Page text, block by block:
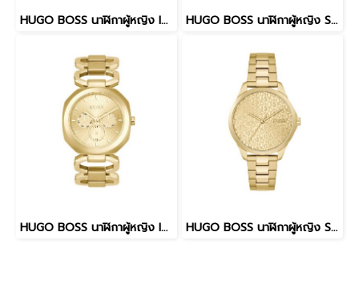
HUGO BOSS นาฬิกาผู้หญิง INTENSE รุ่น HB1540149 สายสเเตนเลส สีเงิน 38มม. HUGO BOSS นาฬิกาผู้หญิง SHOW รุ่น HB1540155 สายสเเตนเลส สีเงิน 38มม.
HUGO BOSS นาฬิกาผู้หญิง INTENSE รุ่น HB1540150 สายสเเตนเลส สีทอง 38มม. HUGO BOSS นาฬิกาผู้หญิง SHOW รุ่น HB1540157 สายสเเตนเลส สีทอง 38มม.